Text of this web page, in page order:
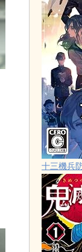
十三機兵